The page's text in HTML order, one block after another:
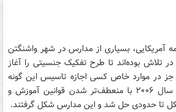
آمریکایی، بسیاری از مدارس در شهر واشنگتن
و حومه آن در سال ۲۰۰۸ در تلاش بوده‌اند تا طرح تفکیک جنسیتی را آغاز
سال ۲۰۰۲ تقریبا جز در موارد خاص کسی اجازه تاسیس این گونه
کلاس‌ها را نداشت اما در سال ۲۰۰۶ با منعطف‌تر شدن قوانین آموزش و
تا حدودی حل شد و این مدارس شکل گرفتند.